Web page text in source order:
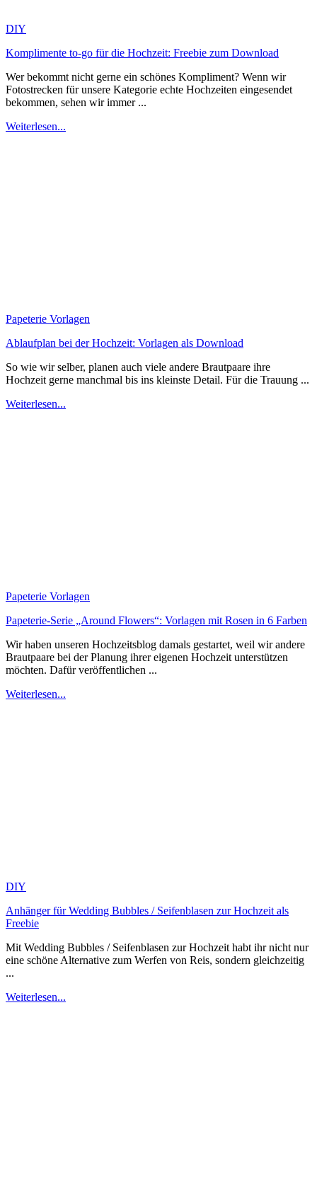
DIY
Komplimente to-go für die Hochzeit: Freebie zum Download
Wer bekommt nicht gerne ein schönes Kompliment? Wenn wir
Fotostrecken für unsere Kategorie echte Hochzeiten eingesendet
bekommen, sehen wir immer ...
Weiterlesen...
Papeterie Vorlagen
Ablaufplan bei der Hochzeit: Vorlagen als Download
So wie wir selber, planen auch viele andere Brautpaare ihre
Hochzeit gerne manchmal bis ins kleinste Detail. Für die Trauung ...
Weiterlesen...
Papeterie Vorlagen
Papeterie-Serie „Around Flowers“: Vorlagen mit Rosen in 6 Farben
Wir haben unseren Hochzeitsblog damals gestartet, weil wir andere
Brautpaare bei der Planung ihrer eigenen Hochzeit unterstützen
möchten. Dafür veröffentlichen ...
Weiterlesen...
DIY
Anhänger für Wedding Bubbles / Seifenblasen zur Hochzeit als
Freebie
Mit Wedding Bubbles / Seifenblasen zur Hochzeit habt ihr nicht nur
eine schöne Alternative zum Werfen von Reis, sondern gleichzeitig
...
Weiterlesen...